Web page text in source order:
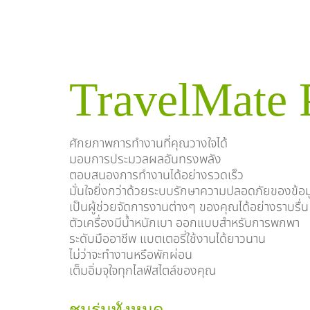
TravelMate
ศักยภาพการทำงานที่คุณวางใจได้
มอบการประมวลผลอันทรงพลัง
ตอบสนองการทำงานได้อย่างรวดเร็ว
มั่นใจยิ่งกว่าด้วยระบบรักษาความปลอดภัยของข้อ
เป็นผู้ช่วยจัดการงานต่างๆ ของคุณได้อย่างราบรื่น
ตัวเครื่องมีน้ำหนักเบา ออกแบบสำหรับการพกพา
ระดับมืออาชีพ แบตเตอรี่ใช้งานได้ยาวนาน
ไม่ว่าจะทำงานหรือพักผ่อน
เต็มอิ่มจุใจทุกไลฟ์สไตล์ของคุณ